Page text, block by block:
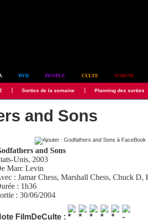
DVD PEOPLE CULTE FORUM
Sorties de la semaine Planning des sorties
and Sons
and Sons
Unis, 2003
Marc Levin
:Jamar Chess,Marshall Chess,Chuck D,
: 1h36
: 30/06/2004
FilmDeCulte :